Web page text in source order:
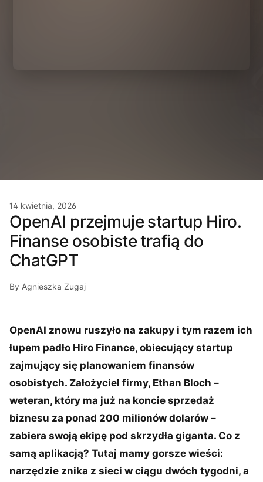
14 kwietnia, 2026
OpenAI przejmuje startup Hiro.
Finanse osobiste trafią do
ChatGPT
By Agnieszka Zugaj
OpenAI znowu ruszyło na zakupy i tym razem ich
łupem padło Hiro Finance, obiecujący startup
zajmujący się planowaniem finansów
osobistych. Założyciel firmy, Ethan Bloch –
weteran, który ma już na koncie sprzedaż
biznesu za ponad 200 milionów dolarów –
zabiera swoją ekipę pod skrzydła giganta. Co z
samą aplikacją? Tutaj mamy gorsze wieści:
narzędzie znika z sieci w ciągu dwóch tygodni, a